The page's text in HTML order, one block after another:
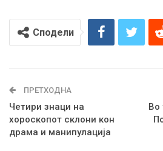
Сподели
ПРЕТХОДНА
Четири знаци на
хороскопот склони кон
драма и манипулација
Во